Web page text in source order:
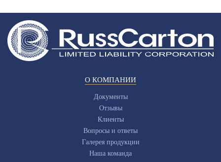
О КОМПАНИИ
Документы
Отзывы
Клиенты
Вопросы и ответы
Галерея продукции
Наша команда